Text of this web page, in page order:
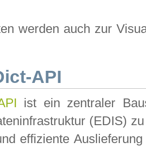
werden auch zur
API
ist ein zentraler
(EDIS)
effiziente